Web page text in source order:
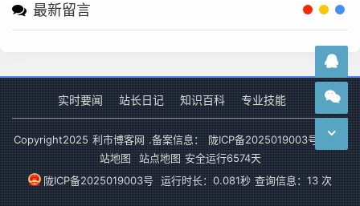
最新留言
实时要闻 站长日记 知识百科 专业技能
Copyright2025 利市博客网 .备案信息： 陇ICP备2025019003号-1
站地图
站点地图 安全运行6574天
陇ICP备2025019003号 运行时长：0.081秒 查询信息：13 次